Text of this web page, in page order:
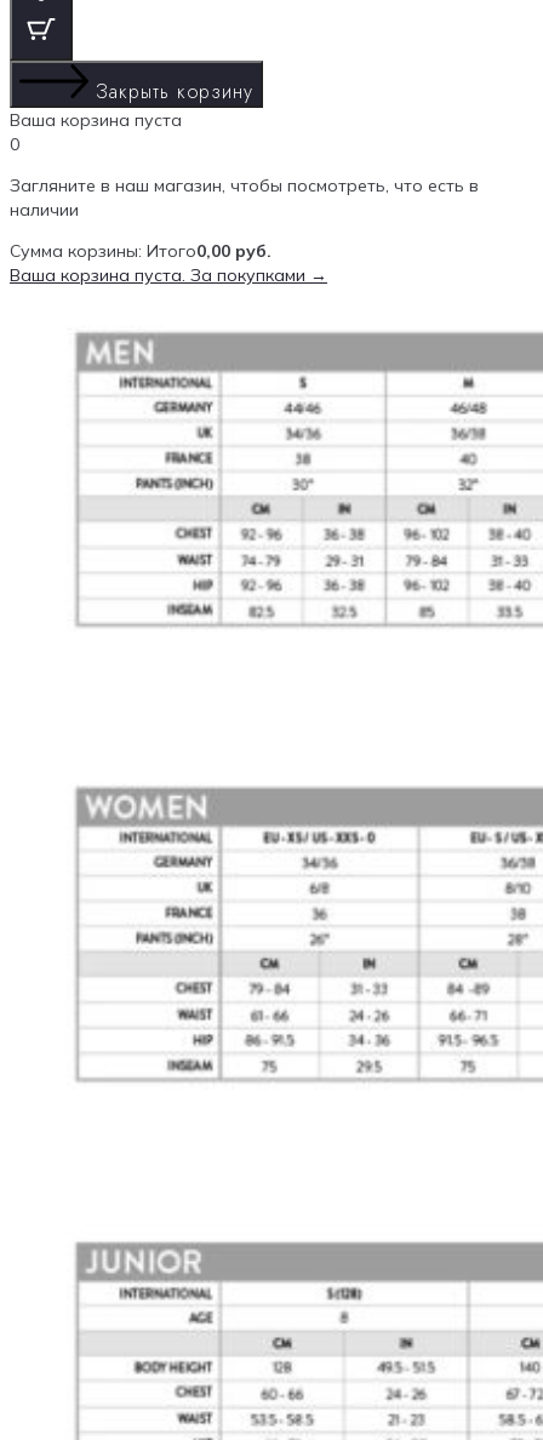
Закрыть корзину
Ваша корзина пуста
0
Загляните в наш магазин, чтобы посмотреть, что есть в
наличии
Сумма корзины: Итого0,00 руб.
Ваша корзина пуста. За покупками →